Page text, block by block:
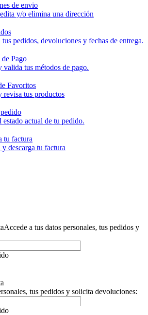
de envio
y/o elimina una dirección
tus pedidos, devoluciones y fechas de entrega.
Pago
valida tus métodos de pago.
Favoritos
revisa tus productos
estado actual de tu pedido.
tu factura
descarga tu factura
Accede a tus datos personales, tus pedidos y
tus pedidos y solicita devoluciones: